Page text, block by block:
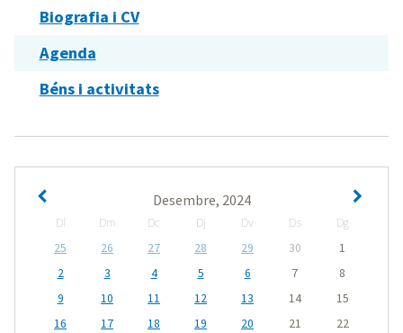
Biografia i CV
Agenda
Béns i activitats
Desembre, 2024
Dl Dm Dc Dj Dv Ds
Dg
25
26 27 28 29 30
1
2
3 4 5 6 7
8
9
10 11 12 13 14
15
16
17 18 19 20 21
22